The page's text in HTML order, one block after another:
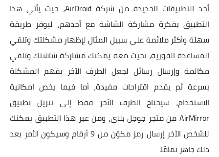
أحد التطبيقات الجديدة من شركة AirDroid، حيث يأتي هذا
التطبيق بفكرة مشاركة الشاشة مع أحدهم، ليوفر طريقة
سهلة وأكثر ملائمة على سبيل المثال لإظهار مشكلتك وتلقي
المساعدة الفورية، بحيث معه يمكنك مشاركة شاشتك وتلقي
مكالمة وإرسال رسائل لجعل الطرف الآخر يفهم المشكلة
بسرعة ثم يقدم اقتراحات مفيدة، أما فيما يخص امكانية
الاستخدام، سيحتاج الطرف الآخر فقط إلى تنزيل تطبيق
AirMirror من متجر جوجل بلاي، ومن عبر هذا التطبيق يمكنك
للشخص الآخر إرسال رمز مكوّن من 9 أرقام وسيكون الأمر بعد
ذلك جاهز تمامًا.